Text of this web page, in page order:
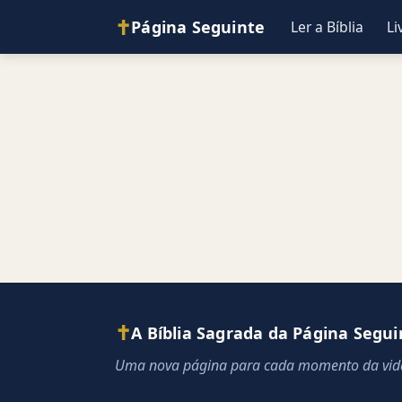
✝Página Seguinte Ler a Bíblia
✝A Bíblia Sagrada da Página
Uma nova página para cada momento da